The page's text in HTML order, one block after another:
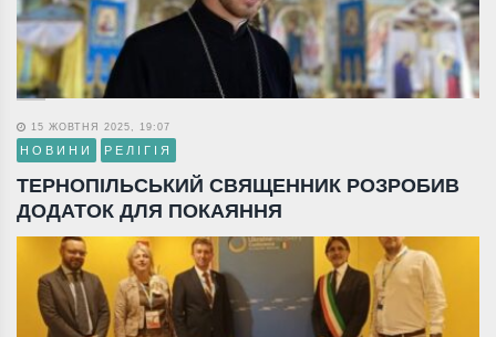
15 ЖОВТНЯ 2025, 19:07
НОВИНИ РЕЛІГІЯ
ТЕРНОПІЛЬСЬКИЙ СВЯЩЕННИК РОЗРОБИВ
ДОДАТОК ДЛЯ ПОКАЯННЯ